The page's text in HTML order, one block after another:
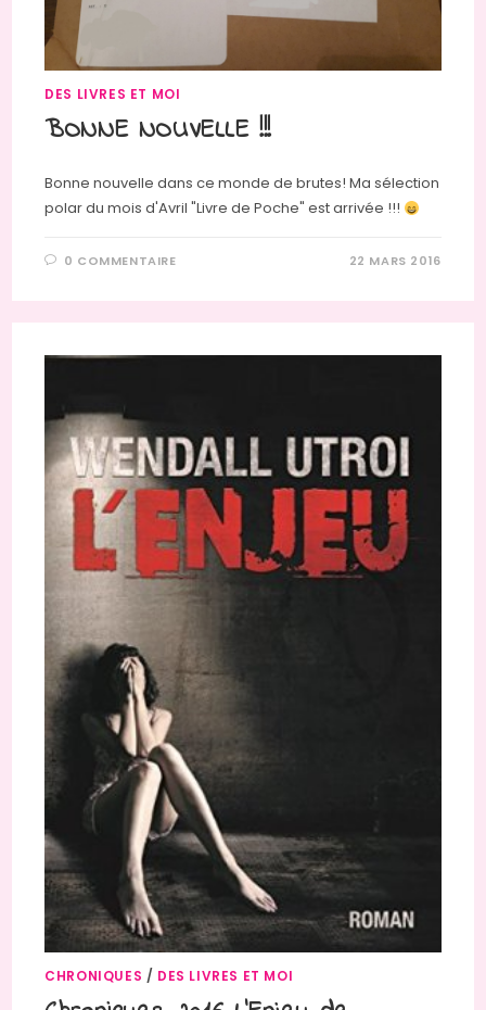
DES LIVRES ET MOI
BONNE NOUVELLE !!!
Bonne nouvelle dans ce monde de brutes! Ma sélection
polar du mois d'Avril "Livre de Poche" est arrivée !!!
0 COMMENTAIRE 22 MARS 2016
CHRONIQUES / DES LIVRES ET MOI